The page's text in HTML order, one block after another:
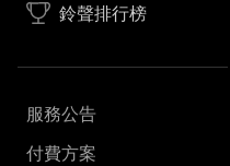
鈴聲排行榜
服務公告
付費方案